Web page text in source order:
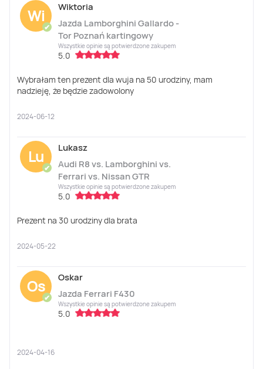
Wi
✔
Wiktoria
Jazda Lamborghini Gallardo -
Tor Poznań kartingowy
Wszystkie opinie są potwierdzone zakupem
5.0
Wybrałam ten prezent dla wuja na 50 urodziny, mam
nadzieję, że będzie zadowolony
2024-06-12
Lu
✔
Lukasz
Audi R8 vs. Lamborghini vs.
Ferrari vs. Nissan GTR
Wszystkie opinie są potwierdzone zakupem
5.0
Prezent na 30 urodziny dla brata
2024-05-22
Os
✔
Oskar
Jazda Ferrari F430
Wszystkie opinie są potwierdzone zakupem
5.0
2024-04-16